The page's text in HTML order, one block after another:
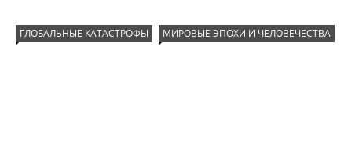
ГЛОБАЛЬНЫЕ КАТАСТРОФЫ МИРОВЫЕ ЭПОХИ И ЧЕЛОВЕЧЕСТВА